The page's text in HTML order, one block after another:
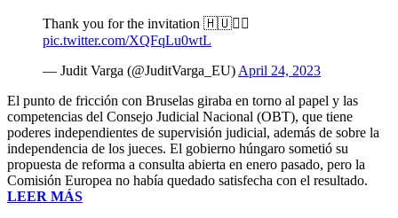
Thank you for the invitation 🇭🇺✌🏻
pic.twitter.com/XQFqLu0wtL
— Judit Varga (@JuditVarga_EU) April 24, 2023
El punto de fricción con Bruselas giraba en torno al papel y las
competencias del Consejo Judicial Nacional (OBT), que tiene
poderes independientes de supervisión judicial, además de sobre la
independencia de los jueces. El gobierno húngaro sometió su
propuesta de reforma a consulta abierta en enero pasado, pero la
Comisión Europea no había quedado satisfecha con el resultado.
LEER MÁS